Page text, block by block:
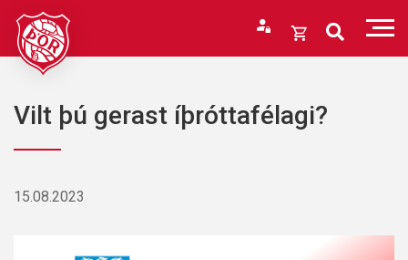
Fara
efni
Opna
Karfan þín
Vilt þú gerast íþróttafélagi?
15.08.2023